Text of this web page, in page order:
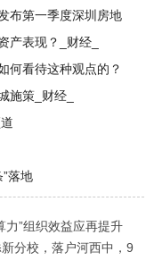
布第一季度深圳房地
产表现？_财经_
何看待这种观点的？
施策_财经_
落地
力”组织效益应再提升
分校，落户河西中，9